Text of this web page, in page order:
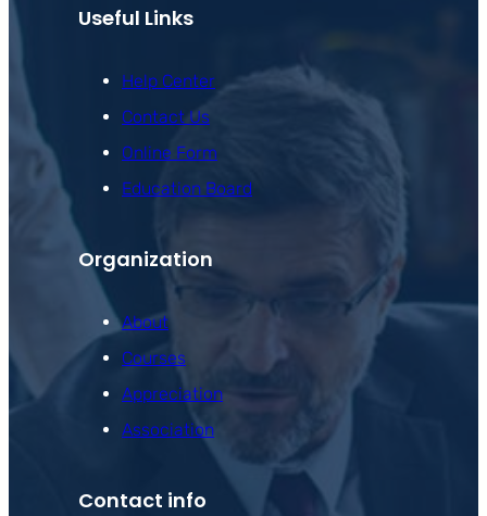
Useful Links
Help Center
Contact Us
Online Form
Education Board
Organization
About
Courses
Appreciation
Association
Contact info